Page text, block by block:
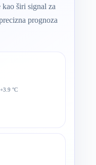
širi signal za
prognoza
°C